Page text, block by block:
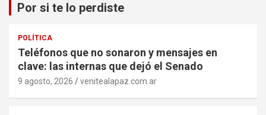
Por si te lo perdiste
POLÍTICA
Teléfonos que no sonaron y mensajes en
clave: las internas que dejó el Senado
9 agosto, 2026 venitealapaz.com.ar